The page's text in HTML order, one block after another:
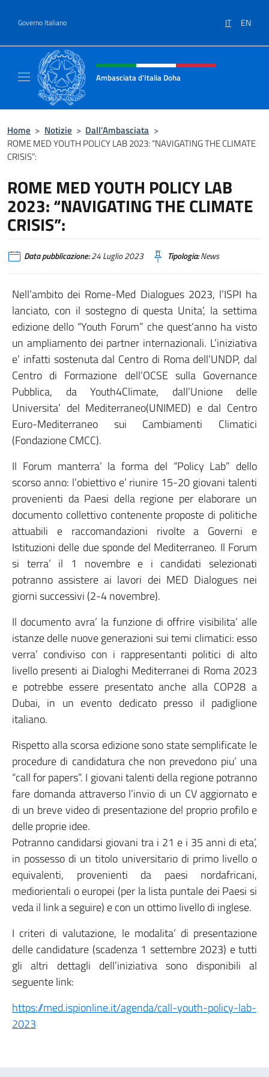
Governo Italiano IT EN
Intestazione sito, social e menù
Ambasciata d'Italia Doha
Home > Notizie > Dall’Ambasciata >
ROME MED YOUTH POLICY LAB 2023: “NAVIGATING THE CLIMATE
CRISIS”:
ROME MED YOUTH POLICY LAB
2023: “NAVIGATING THE CLIMATE
CRISIS”:
Data pubblicazione:24 Luglio 2023 Tipologia:News
Nell’ambito dei Rome-Med Dialogues 2023, l’ISPI ha
lanciato, con il sostegno di questa Unita’, la settima
edizione dello “Youth Forum” che quest’anno ha visto
un ampliamento dei partner internazionali. L’iniziativa
e’ infatti sostenuta dal Centro di Roma dell’UNDP, dal
Centro di Formazione dell’OCSE sulla Governance
Pubblica, da Youth4Climate, dall’Unione delle
Universita’ del Mediterraneo(UNIMED) e dal Centro
Euro-Mediterraneo sui Cambiamenti Climatici
(Fondazione CMCC).
Il Forum manterra’ la forma del “Policy Lab” dello
scorso anno: l’obiettivo e’ riunire 15-20 giovani talenti
provenienti da Paesi della regione per elaborare un
documento collettivo contenente proposte di politiche
attuabili e raccomandazioni rivolte a Governi e
Istituzioni delle due sponde del Mediterraneo. Il Forum
si terra’ il 1 novembre e i candidati selezionati
potranno assistere ai lavori dei MED Dialogues nei
giorni successivi (2-4 novembre).
Il documento avra’ la funzione di offrire visibilita’ alle
istanze delle nuove generazioni sui temi climatici: esso
verra’ condiviso con i rappresentanti politici di alto
livello presenti ai Dialoghi Mediterranei di Roma 2023
e potrebbe essere presentato anche alla COP28 a
Dubai, in un evento dedicato presso il padiglione
italiano.
Rispetto alla scorsa edizione sono state semplificate le
procedure di candidatura che non prevedono piu’ una
“call for papers”. I giovani talenti della regione potranno
fare domanda attraverso l’invio di un CV aggiornato e
di un breve video di presentazione del proprio profilo e
delle proprie idee.
Potranno candidarsi giovani tra i 21 e i 35 anni di eta’,
in possesso di un titolo universitario di primo livello o
equivalenti, provenienti da paesi nordafricani,
mediorientali o europei (per la lista puntale dei Paesi si
veda il link a seguire) e con un ottimo livello di inglese.
I criteri di valutazione, le modalita’ di presentazione
delle candidature (scadenza 1 settembre 2023) e tutti
gli altri dettagli dell’iniziativa sono disponibili al
seguente link:
https://med.ispionline.it/agenda/call-youth-policy-lab-
2023